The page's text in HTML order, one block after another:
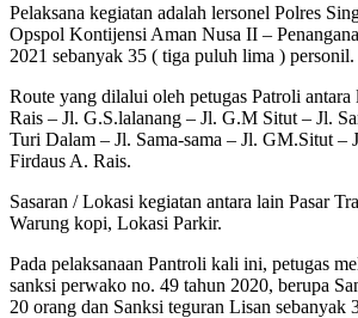
Pelaksana kegiatan adalah lersonel Polres
Opspol Kontijensi Aman Nusa II –
2021 sebanyak 35 ( tiga puluh lima ) personil.
Route yang dilalui oleh petugas Patroli
Rais – Jl. G.S.lalanang – Jl. G.M Situt – Jl.
Turi Dalam – Jl. Sama-sama – Jl. GM.Situt –
Firdaus A. Rais.
Sasaran / Lokasi kegiatan antara lain Pasar
Warung kopi, Lokasi Parkir.
Pada pelaksanaan Pantroli kali ini, petugas
sanksi perwako no. 49 tahun 2020, berupa
20 orang dan Sanksi teguran Lisan sebanyak